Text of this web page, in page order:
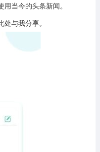
当今的头条新闻。
与我分享。